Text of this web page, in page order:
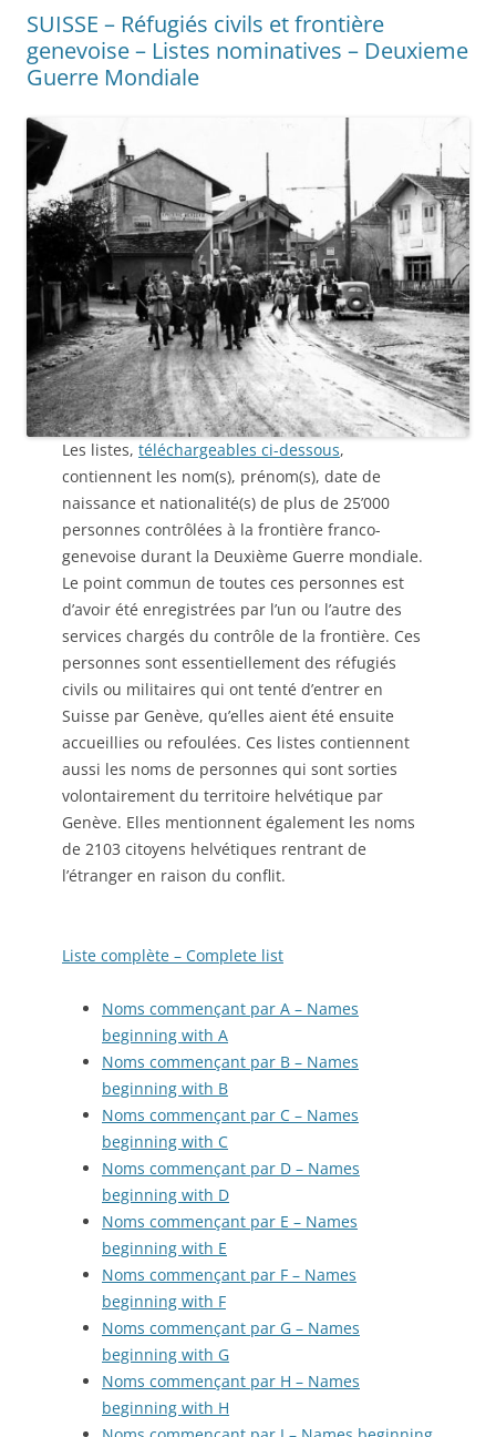
SUISSE – Réfugiés civils et frontière
genevoise – Listes nominatives – Deuxieme
Guerre Mondiale
Les listes, téléchargeables ci-dessous,
contiennent les nom(s), prénom(s), date de
naissance et nationalité(s) de plus de 25’000
personnes contrôlées à la frontière franco-
genevoise durant la Deuxième Guerre mondiale.
Le point commun de toutes ces personnes est
d’avoir été enregistrées par l’un ou l’autre des
services chargés du contrôle de la frontière. Ces
personnes sont essentiellement des réfugiés
civils ou militaires qui ont tenté d’entrer en
Suisse par Genève, qu’elles aient été ensuite
accueillies ou refoulées. Ces listes contiennent
aussi les noms de personnes qui sont sorties
volontairement du territoire helvétique par
Genève. Elles mentionnent également les noms
de 2103 citoyens helvétiques rentrant de
l’étranger en raison du conflit.
Liste complète – Complete list
Noms commençant par A – Names
beginning with A
Noms commençant par B – Names
beginning with B
Noms commençant par C – Names
beginning with C
Noms commençant par D – Names
beginning with D
Noms commençant par E – Names
beginning with E
Noms commençant par F – Names
beginning with F
Noms commençant par G – Names
beginning with G
Noms commençant par H – Names
beginning with H